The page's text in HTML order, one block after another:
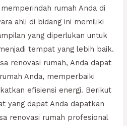
rumah Anda di
ahli di bidang ini memiliki
yang diperlukan untuk
tempat yang lebih baik.
renovasi rumah, Anda dapat
Anda, memperbaiki
efisiensi energi. Berikut
yang dapat Anda dapatkan
renovasi rumah profesional